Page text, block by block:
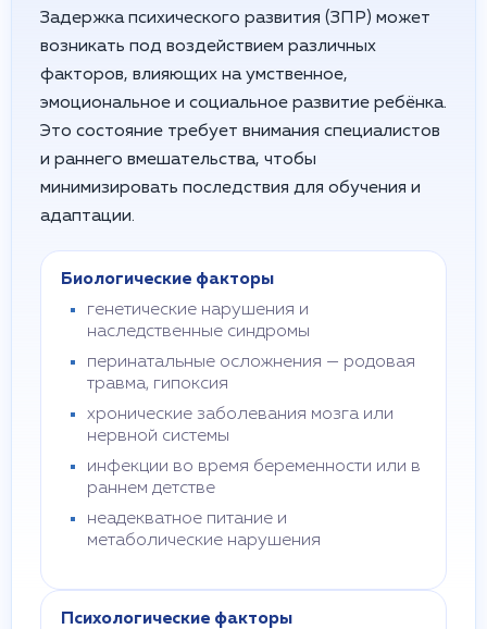
Задержка психического развития (ЗПР) может
возникать под воздействием различных
факторов, влияющих на умственное,
эмоциональное и социальное развитие ребёнка.
Это состояние требует внимания специалистов
и раннего вмешательства, чтобы
минимизировать последствия для обучения и
адаптации.
Биологические факторы
генетические нарушения и
наследственные синдромы
перинатальные осложнения — родовая
травма, гипоксия
хронические заболевания мозга или
нервной системы
инфекции во время беременности или в
раннем детстве
неадекватное питание и
метаболические нарушения
Психологические факторы